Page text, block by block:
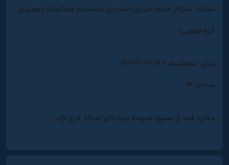
استاد: سرکار خانم حیدری (سردبیر فصلنامه مطالعات راهبردی
کره جنوبی)
زمان: سه‌شنبه، 1403/06/20
ساعت 14
مکان: قم، خ بسیج، مدرسه رسانه‌ای استاد فرج نژاد